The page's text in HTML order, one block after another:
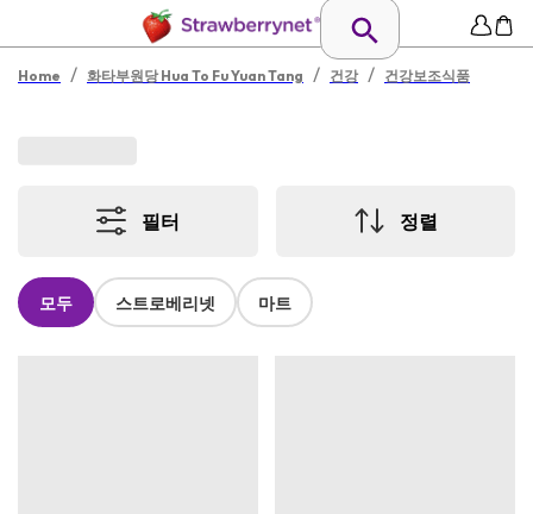
Home / 화타부원당 Hua To Fu Yuan Tang / 건강 / 건강보조식품
필터 정렬
모두 스트로베리넷 마트